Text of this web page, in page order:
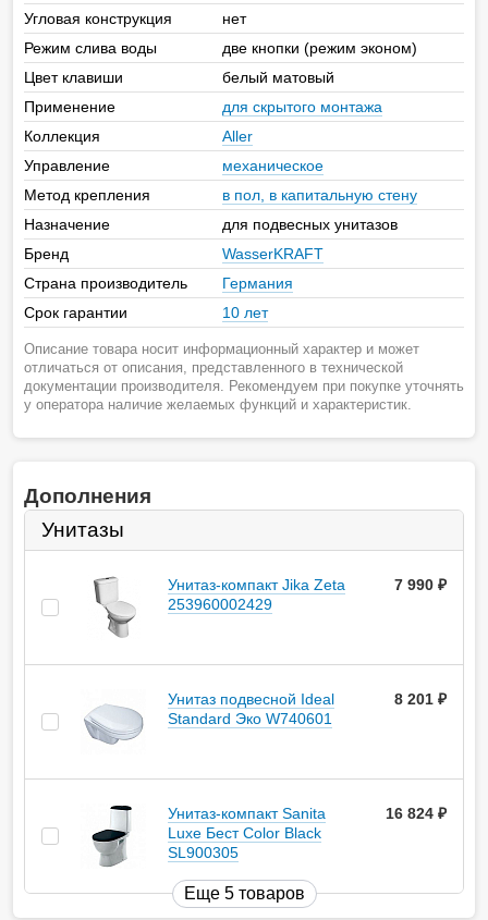
Угловая конструкция
нет
Режим слива воды
две кнопки (режим эконом)
Цвет клавиши
белый матовый
Применение
для скрытого монтажа
Коллекция
Aller
Управление
механическое
Метод крепления
в пол, в капитальную стену
Назначение
для подвесных унитазов
Бренд
WasserKRAFT
Страна производитель
Германия
Срок гарантии
10 лет
Описание товара носит информационный характер и может
отличаться от описания, представленного в технической
документации производителя. Рекомендуем при покупке уточнять
у оператора наличие желаемых функций и характеристик.
Дополнения
Унитазы
Унитаз-компакт Jika Zeta
253960002429
7 990
Унитаз подвесной Ideal
Standard Эко W740601
8 201
Унитаз-компакт Sanita
Luxe Бест Color Black
SL900305
16 824
Еще 5 товаров